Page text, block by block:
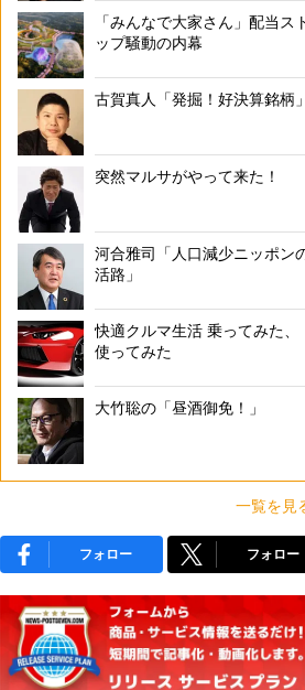
「みんなで大家さん」配当ス
ップ騒動の内幕
古賀真人「発掘！好決算銘柄」
突然マルサがやって来た！
河合雅司「人口減少ニッポン
活路」
快適クルマ生活 乗ってみた、
使ってみた
大竹聡の「昼酒御免！」
一覧を見
フォロー フォロー